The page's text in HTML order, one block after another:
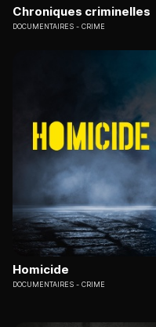
Chroniques criminelles
DOCUMENTAIRES CRIME
Homicide
DOCUMENTAIRES CRIME